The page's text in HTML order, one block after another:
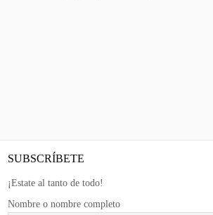
SUBSCRÍBETE
¡Estate al tanto de todo!
Nombre o nombre completo